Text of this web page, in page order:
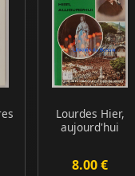
Lourdes Hier,
aujourd'hui
8.00 €